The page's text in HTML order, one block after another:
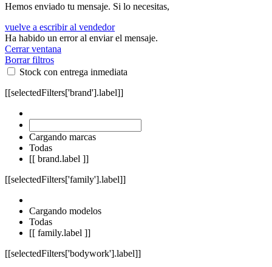
Hemos enviado tu mensaje. Si lo necesitas,
vuelve a escribir al vendedor
Ha habido un error al enviar el mensaje.
Cerrar ventana
Borrar filtros
Stock con entrega inmediata
[[selectedFilters['brand'].label]]
Cargando marcas
Todas
[[ brand.label ]]
[[selectedFilters['family'].label]]
Cargando modelos
Todas
[[ family.label ]]
[[selectedFilters['bodywork'].label]]